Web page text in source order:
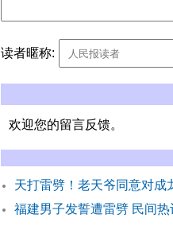
读者暱称:
欢迎您的留言反馈。
天打雷劈！老天爷同意对成
福建男子发誓遭雷劈 民间热